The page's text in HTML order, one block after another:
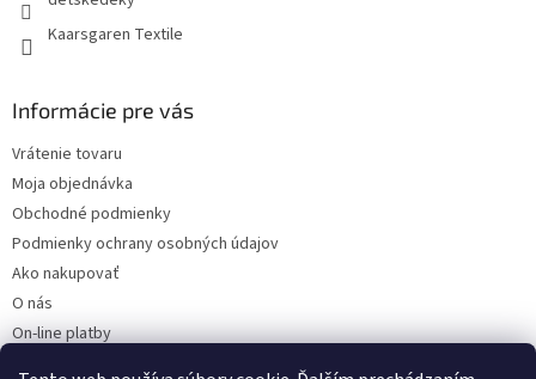
Kaarsgaren Textile
Informácie pre vás
Vrátenie tovaru
Moja objednávka
Obchodné podmienky
Podmienky ochrany osobných údajov
Ako nakupovať
O nás
On-line platby